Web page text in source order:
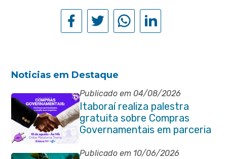
Noticias em Destaque
Publicado em 04/08/2026
Itaboraí realiza palestra
gratuita sobre Compras
Governamentais em parceria
Publicado em 10/06/2026